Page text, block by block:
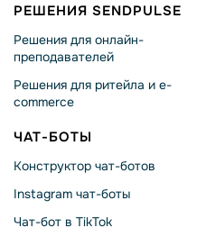
РЕШЕНИЯ SENDPULSE
Решения для онлайн-
преподавателей
Решения для ритейла и e-
commerce
ЧАТ-БОТЫ
Конструктор чат-ботов
Instagram чат-боты
Чат-бот в TikTok